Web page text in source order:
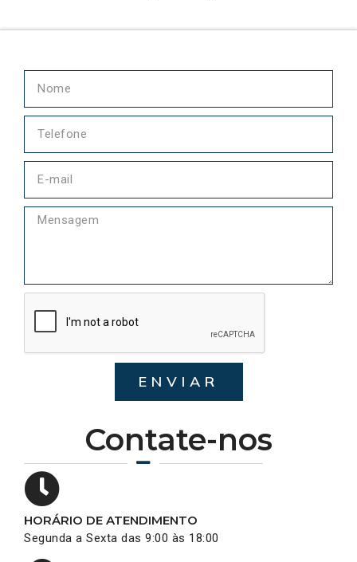
Contate-nos
HORÁRIO DE ATENDIMENTO
Segunda a Sexta das 9:00 às 18:00
ENVIAR